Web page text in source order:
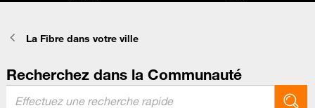
La Fibre dans votre ville
Recherchez dans la Communauté